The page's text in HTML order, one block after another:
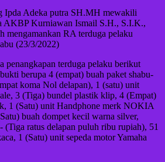
Ipda Adeka putra SH.MH mewakili
AKBP Kurniawan Ismail S.H., S.I.K.,
mengamankan RA terduga pelaku
(23/3/2022)
penangkapan terduga pelaku berikut
berupa 4 (empat) buah paket shabu-
koma Nol delapan), 1 (satu) unit
3 (Tiga) bundel plastik klip, 4 (Empat)
1 (Satu) unit Handphone merk NOKIA
buah dompet kecil warna silver,
ratus delapan puluh ribu rupiah), 51
1 (Satu) unit sepeda motor Yamaha